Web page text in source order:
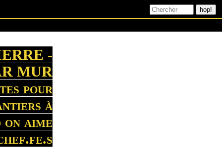
-
MUR
pour
à
aime